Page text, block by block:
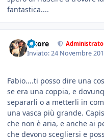
fantastica....
tatore
Inviato:24 Novembre
Fabio....ti posso dire una
se era una coppia, e
separarli o a metterli in
una vasca più grande.
che non è aria, e anche ai
che devono scegliersi e